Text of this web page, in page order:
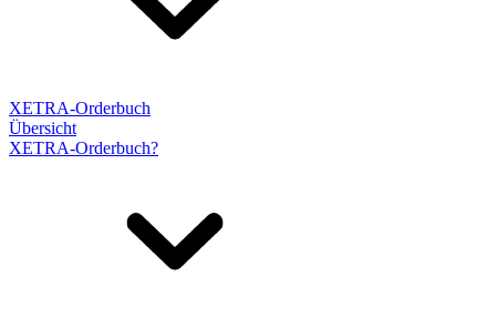
XETRA-Orderbuch
Übersicht
XETRA-Orderbuch?